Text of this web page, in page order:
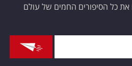
את כל הסיפורים החמים של עולם